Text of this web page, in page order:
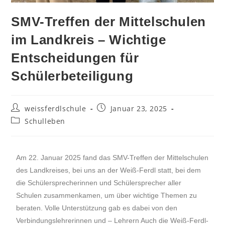
SMV-Treffen der Mittelschulen
im Landkreis – Wichtige
Entscheidungen für
Schülerbeteiligung
weissferdlschule
Januar 23, 2025
Schulleben
Am 22. Januar 2025 fand das SMV-Treffen der Mittelschulen
des Landkreises, bei uns an der Weiß-Ferdl statt, bei dem
die Schülersprecherinnen und Schülersprecher aller
Schulen zusammenkamen, um über wichtige Themen zu
beraten. Volle Unterstützung gab es dabei von den
Verbindungslehrerinnen und – Lehrern Auch die Weiß-Ferdl-